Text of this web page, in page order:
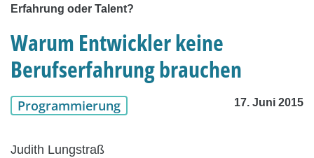
Erfahrung oder Talent?
Warum Entwickler keine
Berufserfahrung brauchen
Programmierung 17. Juni 2015
Judith Lungstraß